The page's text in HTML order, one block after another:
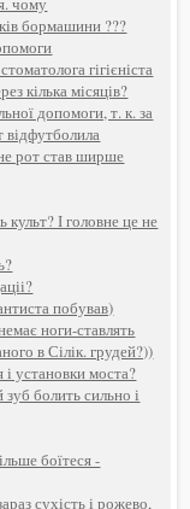
бормашини ???
гігієніста
кілька місяців?
допомоги, т. к. за
відфутболила
рот став ширше
І головне це не
побував)
ноги-ставлять
в Сілік. грудей?))
установки моста?
зуб болить сильно і
боїтеся -
сухість і рожево,